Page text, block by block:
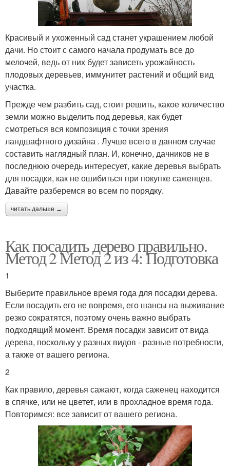
Красивый и ухоженный сад станет украшением любой
дачи. Но стоит с самого начала продумать все до
мелочей, ведь от них будет зависеть урожайность
плодовых деревьев, иммунитет растений и общий вид
участка.
Прежде чем разбить сад, стоит решить, какое количество
земли можно выделить под деревья, как будет
смотреться вся композиция с точки зрения
ландшафтного дизайна . Лучше всего в данном случае
составить наглядный план. И, конечно, дачников не в
последнюю очередь интересует, какие деревья выбрать
для посадки, как не ошибиться при покупке саженцев.
Давайте разберемся во всем по порядку.
читать дальше →
Как посадить дерево правильно.
Метод 2 Метод 2 из 4: Подготовка
1
Выберите правильное время года для посадки дерева.
Если посадить его не вовремя, его шансы на выживание
резко сократятся, поэтому очень важно выбрать
подходящий момент. Время посадки зависит от вида
дерева, поскольку у разных видов - разные потребности,
а также от вашего региона.
2
Как правило, деревья сажают, когда саженец находится
в спячке, или не цветет, или в прохладное время года.
Повторимся: все зависит от вашего региона.